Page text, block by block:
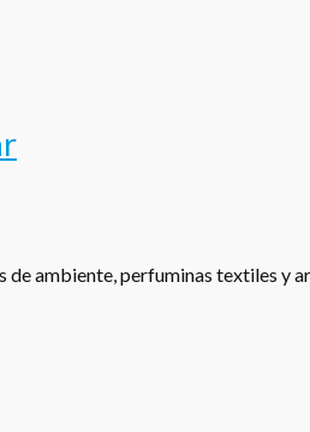
de ambiente, perfuminas textiles y